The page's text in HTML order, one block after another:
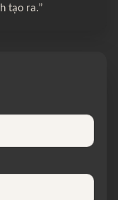
tạo ra.”